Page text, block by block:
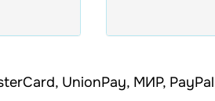
UnionPay, МИР,